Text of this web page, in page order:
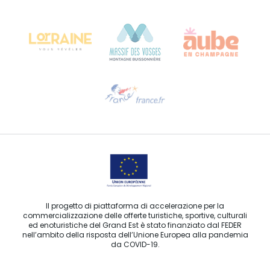
Contattaci per e-mail
Il progetto di piattaforma di accelerazione per la
commercializzazione delle offerte turistiche, sportive, culturali
ed enoturistiche del Grand Est è stato finanziato dal FEDER
nell’ambito della risposta dell’Unione Europea alla pandemia
da COVID-19.